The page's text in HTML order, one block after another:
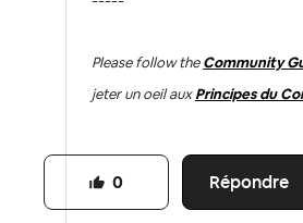
Please follow the Community
jeter un oeil aux Principes du
Répondre
0